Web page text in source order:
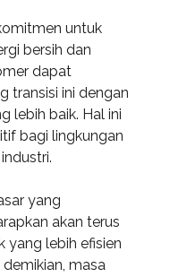
untuk
bersih dan
dapat
transisi ini dengan
lebih baik. Hal ini
bagi lingkungan
yang
akan terus
yang lebih efisien
masa